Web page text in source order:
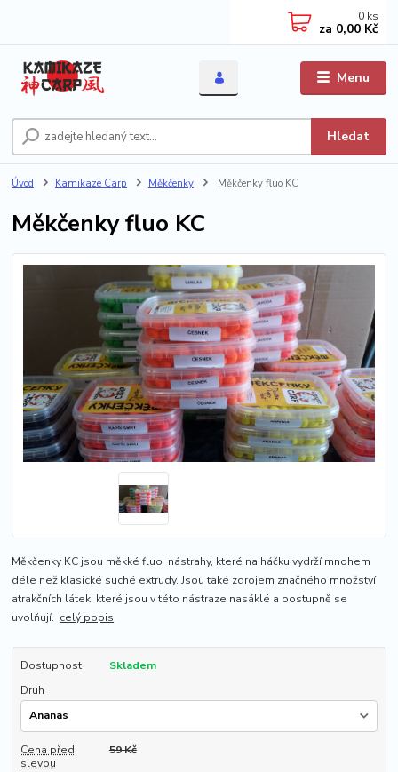
Menu
Hledat
0 ks
za 0,00 Kč
Úvod Kamikaze Carp Měkčenky Měkčenky fluo KC
Měkčenky fluo KC
Měkčenky KC jsou měkké fluo nástrahy, které na háčku vydrží mnohem
déle než klasické suché extrudy. Jsou také zdrojem značného množství
atrakčních látek, které jsou v této nástraze nasáklé a postupně se
uvolňují. celý popis
Dostupnost
Skladem
Druh
Cena před
slevou
59 Kč